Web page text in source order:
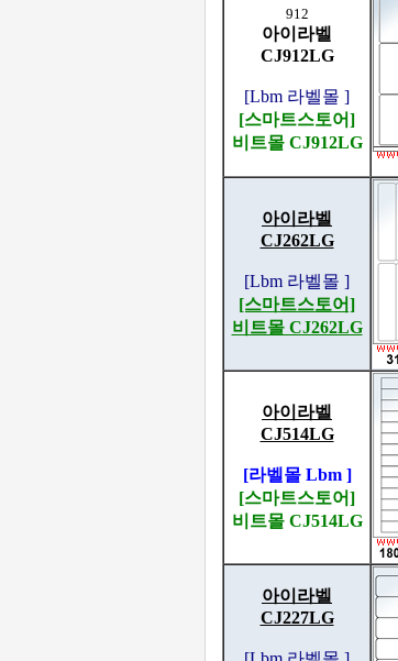
912
아이라벨
CJ912LG
[Lbm 라벨몰 ]
[스마트스토어]
비트몰 CJ912LG
아이라벨
CJ262LG
[Lbm 라벨몰 ]
[스마트스토어]
비트몰 CJ262LG
아이라벨
CJ514LG
[라벨몰 Lbm ]
[스마트스토어]
비트몰 CJ514LG
아이라벨
CJ227LG